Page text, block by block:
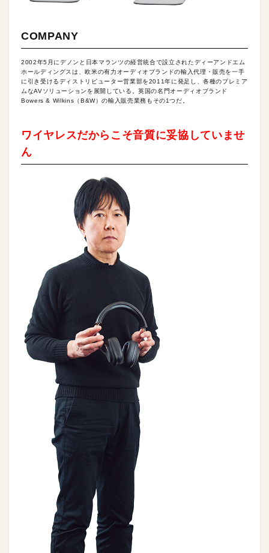
COMPANY
2002年5月にデノンと日本マランツの経営統合で設立されたディーアンドエム
ホールディングスは、欧米の有力オーディオブランドの輸入代理・販売を一手
に引き受けるディストリビューター営業部を2011年に発足し、各種のプレミア
ムなAVソリューションを展開している。英国の名門オーディオブランド
Bowers & Wilkins（B&W）の輸入販売業務もその1つだ。
ワイヤレスだからこそ音質に妥協していませ
ん